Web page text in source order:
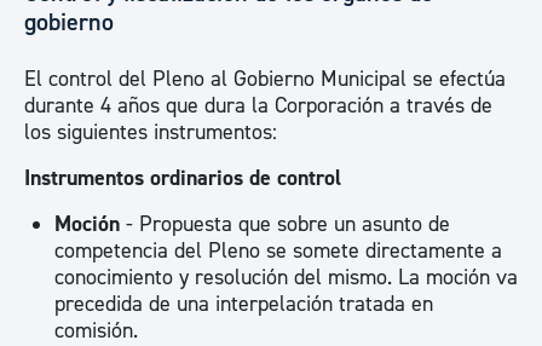
gobierno
El control del Pleno al Gobierno Municipal se efectúa
durante 4 años que dura la Corporación a través de
los siguientes instrumentos:
Instrumentos ordinarios de control
Moción - Propuesta que sobre un asunto de
competencia del Pleno se somete directamente a
conocimiento y resolución del mismo. La moción va
precedida de una interpelación tratada en
comisión.